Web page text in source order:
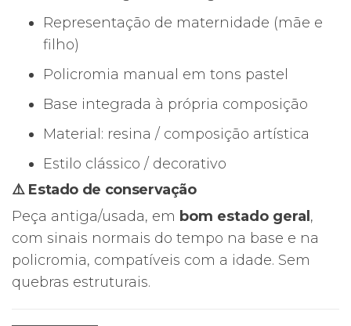
Representação de maternidade (mãe e
filho)
Policromia manual em tons pastel
Base integrada à própria composição
Material: resina / composição artística
Estilo clássico / decorativo
⚠️ Estado de conservação
Peça antiga/usada, em bom estado geral ,
com sinais normais do tempo na base e na
policromia, compatíveis com a idade. Sem
quebras estruturais.